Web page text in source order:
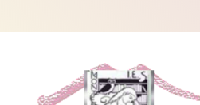
Saltar